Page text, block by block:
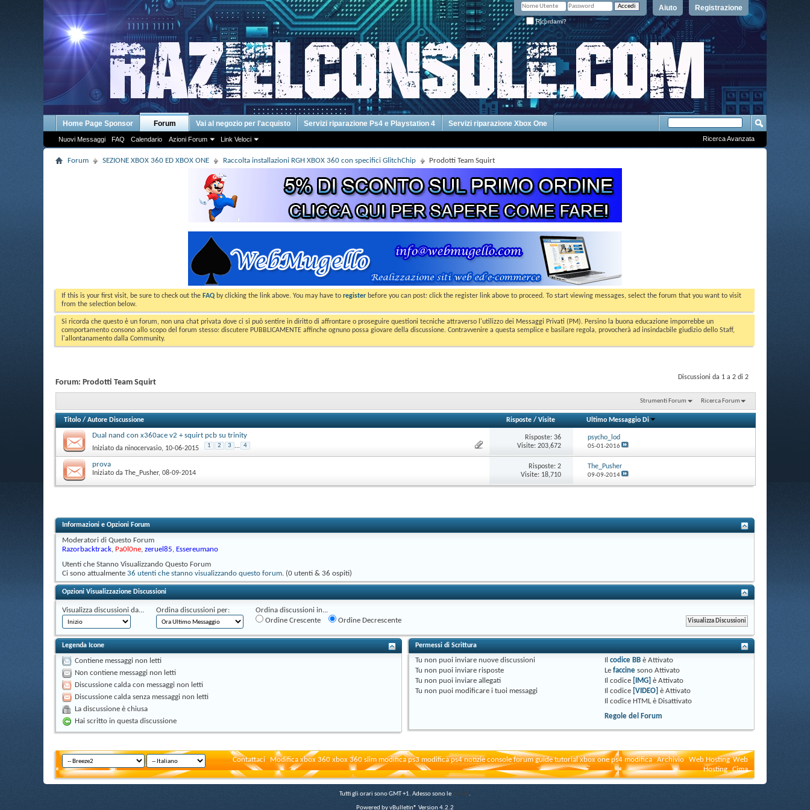
Registrazione
Aiuto
Ricordami?
Home Page Sponsor Forum
Nuovi Messaggi FAQ Calendario Azioni Forum Link Veloci
Vai al negozio per l'acquisto Servizi riparazione Ps4 e Playstation 4 Servizi riparazione Xbox One
Ricerca Avanzata
Forum SEZIONE XBOX 360 ED XBOX ONE Raccolta installazioni RGH XBOX 360 con specifici GlitchChip Prodotti Team Squirt
If this is your first visit, be sure to check out the FAQ by clicking the link above. You may have to register before you can post: click the register link above to proceed. To start viewing messages, select the forum that you want to visit
from the selection below.
Si ricorda che questo è un forum, non una chat privata dove ci si può sentire in diritto di affrontare o proseguire questioni tecniche attraverso l'utilizzo dei Messaggi Privati (PM). Persino la buona educazione imporrebbe un
comportamento consono allo scopo del forum stesso: discutere PUBBLICAMENTE affinche ognuno possa giovare della discussione. Contravvenire a questa semplice e basilare regola, provocherà ad insindacbile giudizio dello Staff,
l'allontanamento dalla Community.
Discussioni da 1 a 2 di 2
Forum: Prodotti Team Squirt
Strumenti Forum Ricerca Forum
Titolo / Autore Discussione Risposte /Visite Ultimo Messaggio Di
Dual nand con x360ace v2 + squirt pcb su trinity
Iniziato da ninocervasio‎, 10-06-2015 1 2 3 ... 4
Risposte:36
Visite: 203,672
psycho_lod
05-01-2016
prova
Iniziato da The_Pusher‎, 08-09-2014
Risposte:2
Visite: 18,710
The_Pusher
09-09-2014
Informazioni e Opzioni Forum
Moderatori di Questo Forum
Razorbacktrack, Pa0l0ne, zeruel85, Essereumano
Utenti che Stanno Visualizzando Questo Forum
Ci sono attualmente 36 utenti che stanno visualizzando questo forum. (0 utenti & 36 ospiti)
Opzioni Visualizzazione Discussioni
Visualizza discussioni da... Ordina discussioni per:
Ordina discussioni in...
Ordine Crescente
Ordine Decrescente
Legenda Icone
Contiene messaggi non letti
Non contiene messaggi non letti
Discussione calda con messaggi non letti
Discussione calda senza messaggi non letti
La discussione è chiusa
Hai scritto in questa discussione
Permessi di Scrittura
Tu non puoiinviare nuove discussioni
Tu non puoiinviare risposte
Tu non puoiinviare allegati
Tu non puoimodificare i tuoi messaggi
Il codice BBè Attivato
Le faccinesono Attivato
Il codice [IMG] è Attivato
Il codice [VIDEO] è Attivato
Il codice HTML è Disattivato
Regole del Forum
Contattaci Modifica xbox 360 xbox 360 slim modifica ps3 modifica ps4 notizie console forum guide tutorial xbox one ps4 modifica Archivio Web Hosting Web
Hosting
Cima
Tutti gli orari sono GMT +1. Adesso sono le 13:39.
Powered by vBulletin® Version 4.2.2